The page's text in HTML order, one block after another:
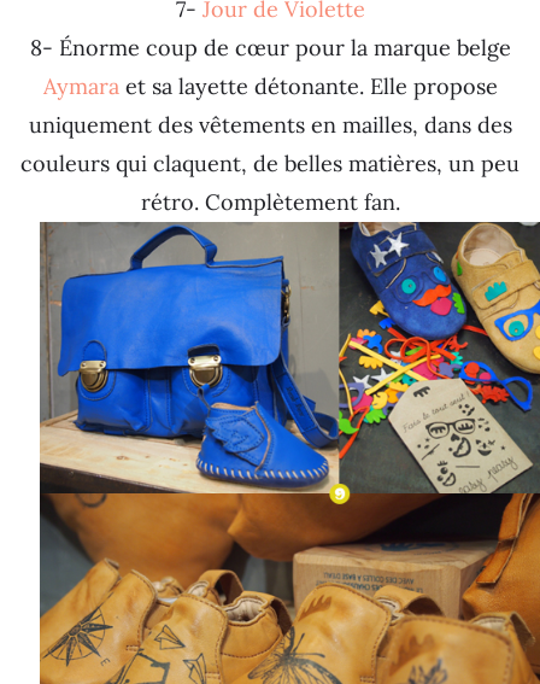
7- Jour de Violette
8- Énorme coup de cœur pour la marque belge
Aymara et sa layette détonante. Elle propose
uniquement des vêtements en mailles, dans des
couleurs qui claquent, de belles matières, un peu
rétro. Complètement fan.